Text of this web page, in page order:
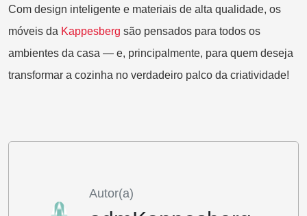
Com design inteligente e materiais de alta qualidade, os
móveis da Kappesberg são pensados para todos os
ambientes da casa — e, principalmente, para quem deseja
transformar a cozinha no verdadeiro palco da criatividade!
Autor(a)